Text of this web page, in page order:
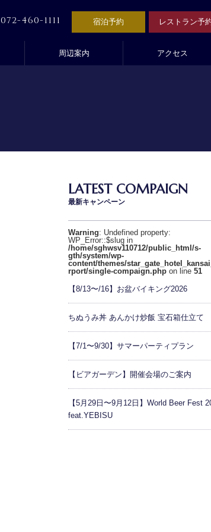
072-460-1111
周辺案内 アクセス
宿泊予約 レストラン予
LATEST COMPAIGN
最新キャンペーン
Warning: Undefined property:
WP_Error::$slug in
/home/sghwsv110712/public_html/s-
gth/system/wp-
content/themes/
rport/single-compaign.php on line 51
【8/13〜/16】お盆バイキング2026
ちぬうみ丼 あんかけ炒飯 宝石箱仕立て
【7/1〜9/30】サマーパーティプラン
【ビアガーデン】開催会場のご案内
【5月29日〜9月12日】World Beer Fest
feat.YEBISU